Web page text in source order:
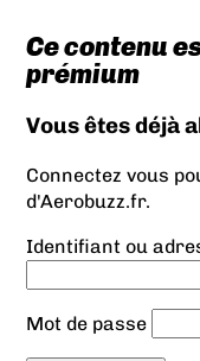
Ce contenu
prémium
Vous êtes déjà
Connectez vous
d'Aerobuzz.fr.
Identifiant ou
Mot de passe